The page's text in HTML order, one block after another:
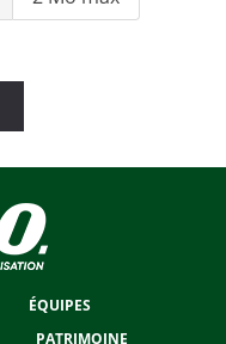
ÉQUIPES
PATRIMOINE